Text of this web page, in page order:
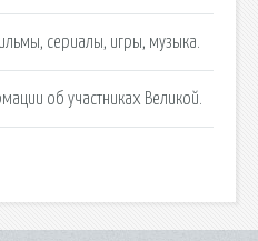
сериалы, игры, музыка.
об участниках Великой.